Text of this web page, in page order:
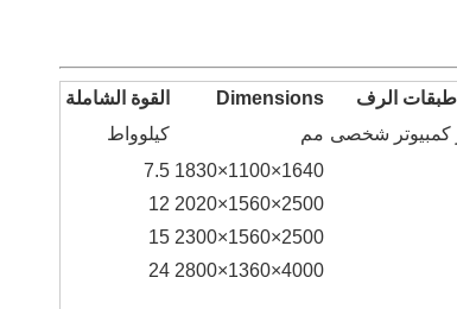
الرف Dimensions
القوة الشاملة
كمبيوتر شخصى مم
كيلوواط
1640×1100×1830
7.5
2500×1560×2020
12
2500×1560×2300
15
4000×1360×2800
24